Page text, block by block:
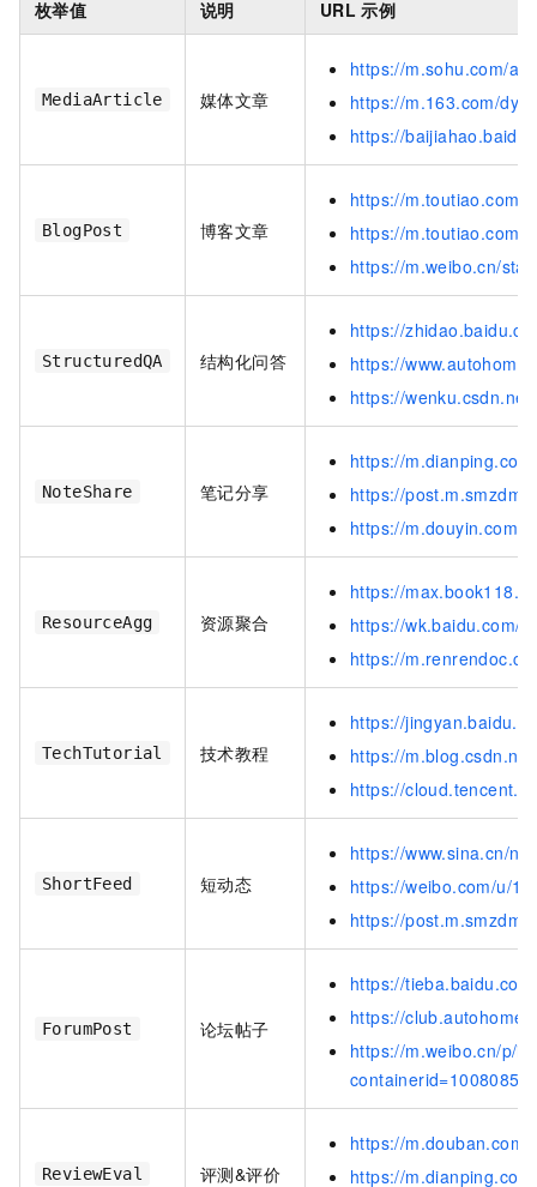
枚举值 说明 URL 示例
MediaArticle 媒体文章
https://m.sohu.com/a/
https://m.163.com/dy/
https://
BlogPost 博客文章
https://m.toutiao.com/
https://m.toutiao.com/
https://m.weibo.cn/
StructuredQA 结构化问答
https://
https://
https://
NoteShare 笔记分享
https://
https://
https://m.douyin.com/
ResourceAgg 资源聚合
https://
https://wk.baidu.com/
https://
TechTutorial 技术教程
https://
https://
https://
ShortFeed 短动态
https://www.sina.cn/
https://weibo.com/u/
https://
ForumPost 论坛帖子
https://
https://
https://m.weibo.cn/p/
ReviewEval 评测&评价
https://
https://